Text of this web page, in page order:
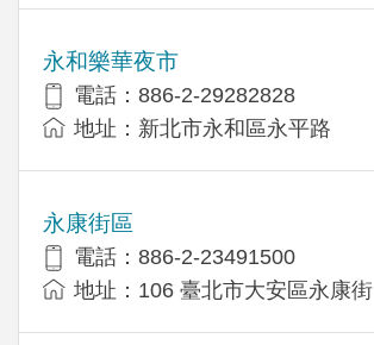
永和樂華夜市
電話：886-2-29282828
地址：新北市永和區永平路
永康街區
電話：886-2-23491500
地址：106 臺北市大安區永康街